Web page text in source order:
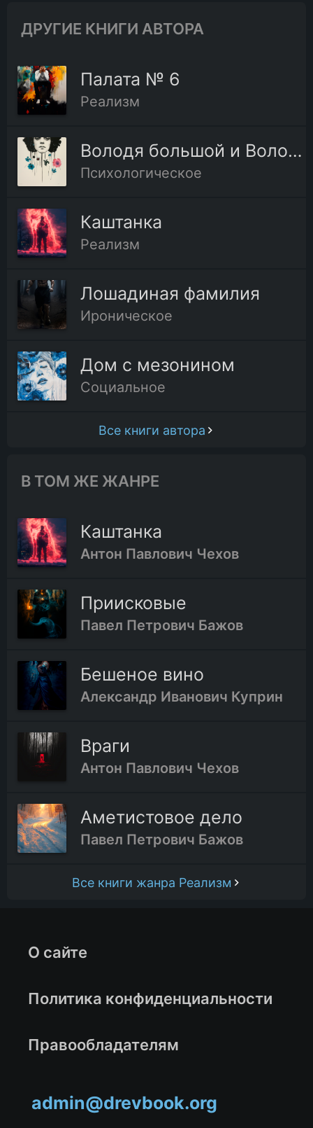
ДРУГИЕ КНИГИ АВТОРА
Палата № 6
Реализм
Володя большой и Володя маленький
Психологическое
Каштанка
Реализм
Лошадиная фамилия
Ироническое
Дом с мезонином
Социальное
Все книги автора
В ТОМ ЖЕ ЖАНРЕ
Каштанка
Антон Павлович Чехов
Приисковые
Павел Петрович Бажов
Бешеное вино
Александр Иванович Куприн
Враги
Антон Павлович Чехов
Аметистовое дело
Павел Петрович Бажов
Все книги жанра Реализм
О сайте
Политика конфиденциальности
Правообладателям
admin@drevbook.org